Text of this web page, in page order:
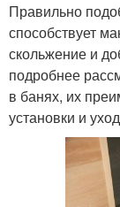
Правильно
способствует
скольжение и
подробнее
в банях, их
установки и